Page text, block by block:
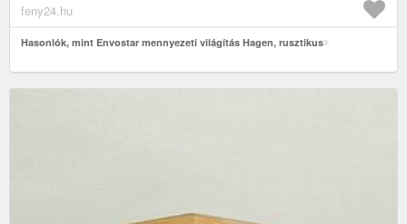
feny24.hu
Hasonlók, mint Envostar mennyezeti világítás Hagen, rusztikus